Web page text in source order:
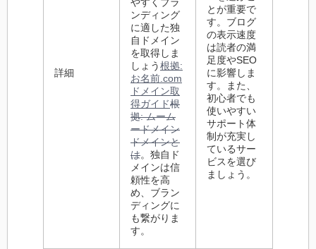
詳細
ンディング
に適した独
自ドメイン
を取得しま
しょう根拠:
お名前.com
ドメイン取
得ガイド根
拠: ムーム
ードメイン
ドメインと
は。独自ド
メインは信
頼性を高
め、ブラン
ディングに
も繋がりま
す。
とが重要で
す。ブログ
の表示速度
は読者の満
足度やSEO
に影響しま
す。また、
初心者でも
使いやすい
サポート体
制が充実し
ているサー
ビスを選び
ましょう。